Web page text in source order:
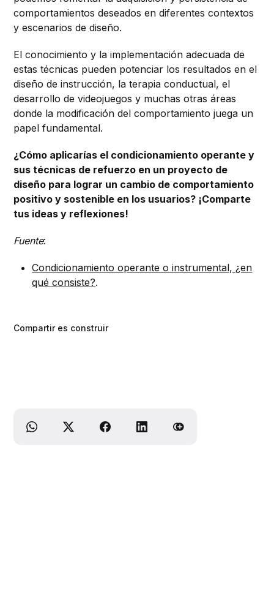
comportamientos deseados en diferentes contextos
y escenarios de diseño.
El conocimiento y la implementación adecuada de
estas técnicas pueden potenciar los resultados en el
diseño de instrucción, la terapia conductual, el
desarrollo de videojuegos y muchas otras áreas
donde la modificación del comportamiento juega un
papel fundamental.
¿Cómo aplicarías el condicionamiento operante y
sus técnicas de refuerzo en un proyecto de
diseño para lograr un cambio de comportamiento
positivo y sostenible en los usuarios? ¡Comparte
tus ideas y reflexiones!
Fuente:
Condicionamiento operante o instrumental, ¿en
qué consiste?.
Compartir es construir